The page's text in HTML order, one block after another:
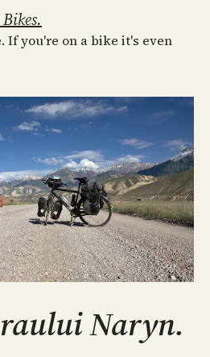
If you're on a bike it's even
Naryn.